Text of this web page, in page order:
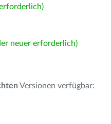
neuer erforderlich)
Versionen verfügbar: